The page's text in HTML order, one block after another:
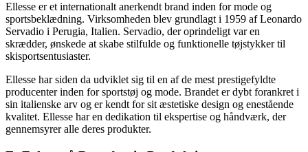
Ellesse er et internationalt anerkendt brand inden for mode og
sportsbeklædning. Virksomheden blev grundlagt i 1959 af Leonardo
Servadio i Perugia, Italien. Servadio, der oprindeligt var en
skrædder, ønskede at skabe stilfulde og funktionelle tøjstykker til
skisportsentusiaster.
Ellesse har siden da udviklet sig til en af de mest prestigefyldte
producenter inden for sportstøj og mode. Brandet er dybt forankret i
sin italienske arv og er kendt for sit æstetiske design og enestående
kvalitet. Ellesse har en dedikation til ekspertise og håndværk, der
gennemsyrer alle deres produkter.